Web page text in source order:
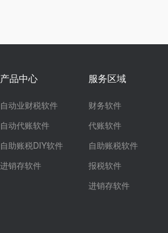
产品中心
自动业财税软件
自动代账软件
自助账税DIY软件
进销存软件
服务区域
财务软件
代账软件
自助账税软件
报税软件
进销存软件